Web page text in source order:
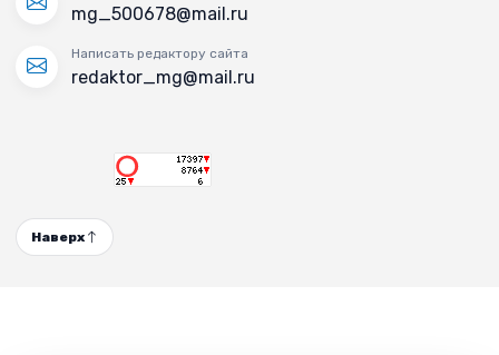
mg_500678@mail.ru
Написать редактору сайта
redaktor_mg@mail.ru
Наверх